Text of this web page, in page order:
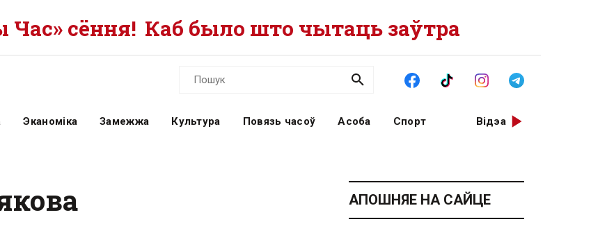
сёння! Каб было што чытаць заўтра
Эканоміка Замежжа Культура Повязь часоў Асоба Спорт Відэа
АПОШНЯЕ НА САЙЦЕ